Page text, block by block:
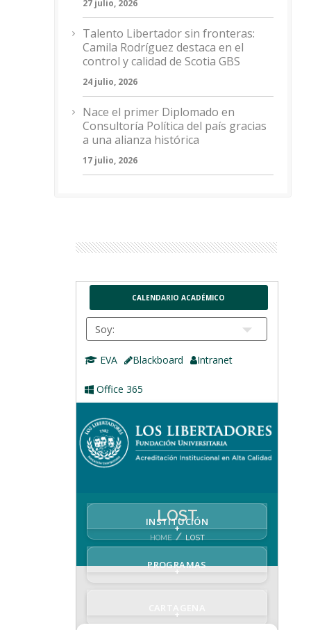
27 julio, 2026
Talento Libertador sin fronteras:
Camila Rodríguez destaca en el
control y calidad de Scotia GBS
24 julio, 2026
Nace el primer Diplomado en
Consultoría Política del país gracias
a una alianza histórica
17 julio, 2026